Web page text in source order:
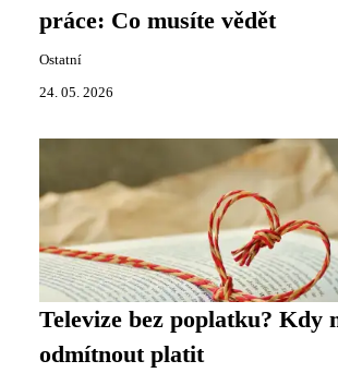
práce: Co musíte vědět
Ostatní
24. 05. 2026
Televize bez poplatku? Kdy
odmítnout platit